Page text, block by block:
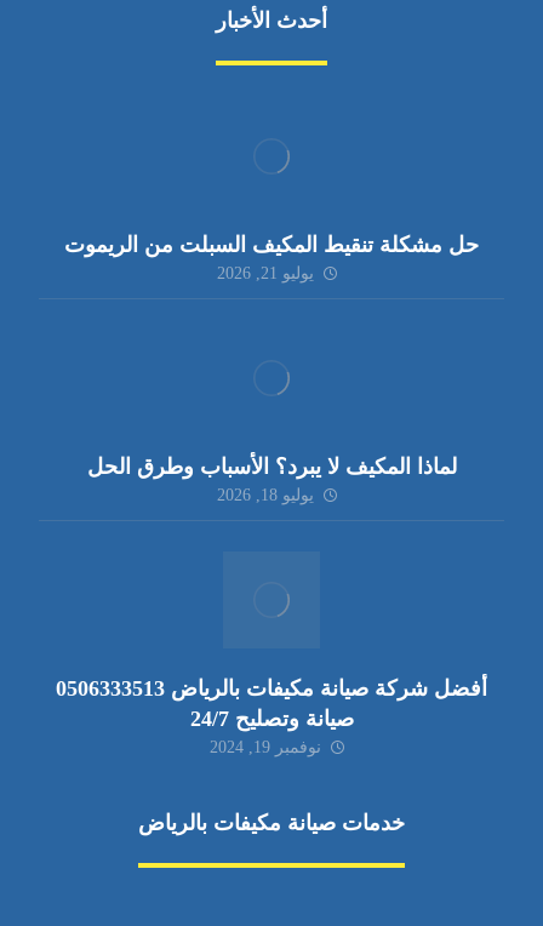
أحدث الأخبار
حل مشكلة تنقيط المكيف السبلت من الريموت
يوليو 21, 2026
لماذا المكيف لا يبرد؟ الأسباب وطرق الحل
يوليو 18, 2026
أفضل شركة صيانة مكيفات بالرياض 0506333513
صيانة وتصليح 24/7
نوفمبر 19, 2024
خدمات صيانة مكيفات بالرياض